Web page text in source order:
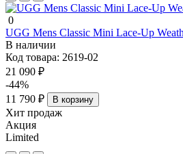
0
UGG Mens Classic Mini Lace-Up
В наличии
Код товара: 2619-02
21 090 ₽
-44%
11 790 ₽
В корзину
Хит продаж
Акция
Limited